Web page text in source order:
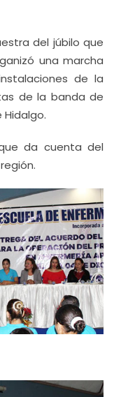
del júbilo que
una marcha
de la
de la banda de
Hidalgo.
da cuenta del